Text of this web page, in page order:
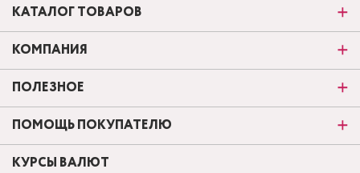
КАТАЛОГ ТОВАРОВ
КОМПАНИЯ
ПОЛЕЗНОЕ
ПОМОЩЬ ПОКУПАТЕЛЮ
КУРСЫ ВАЛЮТ